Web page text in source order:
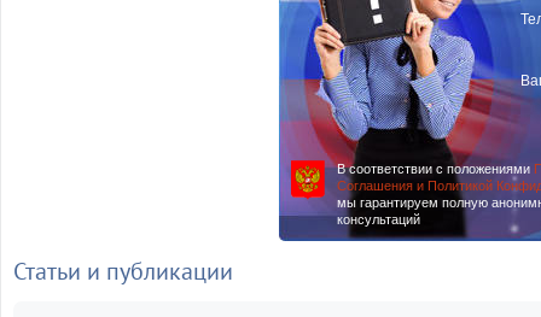
В соответствии с положениями
Соглашения и Политикой
мы гарантируем полную
консультаций
Статьи и публикации